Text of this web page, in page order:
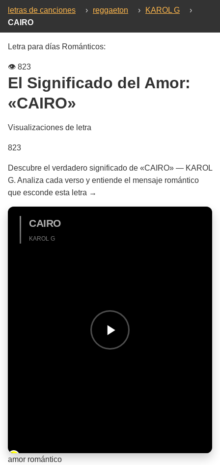
letras de canciones › reggaeton › KAROL G
›
CAIRO
Letra para días Románticos:
👁️ 823
El Significado del Amor:
«CAIRO»
Visualizaciones de letra
823
Descubre el verdadero significado de «CAIRO» — KAROL
G. Analiza cada verso y entiende el mensaje romántico
que esconde esta letra →
CAIRO
KAROL G
Barra de progreso de la reproducción
amor romántico